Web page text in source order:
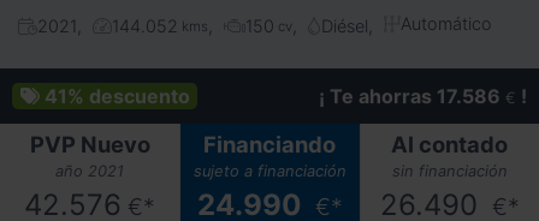
2021 144.052 kms 150 cv Diésel Automático
41% descuento ¡ Te ahorras 17.586 € !
PVP Nuevo
año 2021
42.576 €*
Financiando
sujeto a financiación
24.990 €*
Al contado
sin financiación
26.490 €*